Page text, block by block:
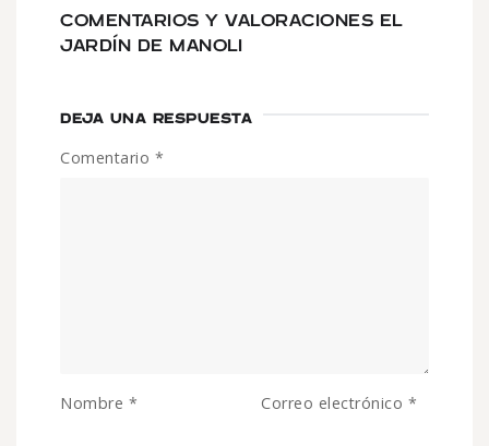
COMENTARIOS Y VALORACIONES EL
JARDÍN DE MANOLI
DEJA UNA RESPUESTA
Comentario *
Nombre * Correo electrónico *